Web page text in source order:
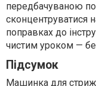
передбачуваною
сконцентруватися
поправках до
чистим уроком —
Підсумок
Машинка для